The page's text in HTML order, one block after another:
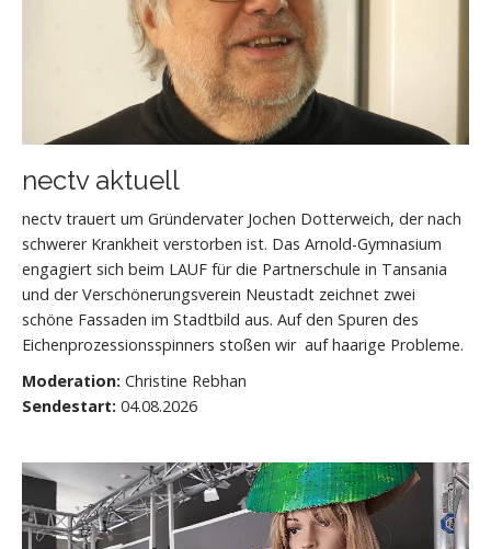
nectv aktuell
nectv trauert um Gründervater Jochen Dotterweich, der nach
schwerer Krankheit verstorben ist. Das Arnold-Gymnasium
engagiert sich beim LAUF für die Partnerschule in Tansania
und der Verschönerungsverein Neustadt zeichnet zwei
schöne Fassaden im Stadtbild aus. Auf den Spuren des
Eichenprozessionsspinners stoßen wir auf haarige Probleme.
Moderation: Christine Rebhan
Sendestart: 04.08.2026